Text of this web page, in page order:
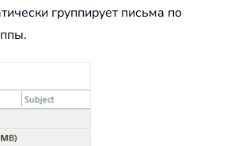
группирует письма по